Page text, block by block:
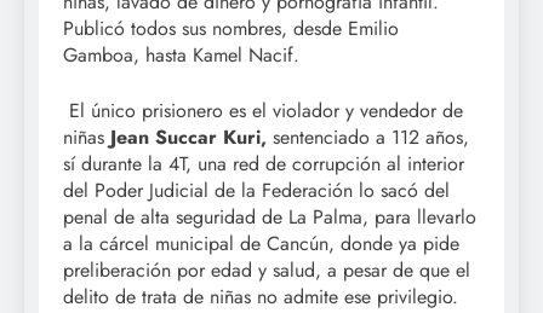
Publicó todos sus nombres, desde Emilio
Gamboa, hasta Kamel Nacif.
El único prisionero es el violador y vendedor de
niñas Jean Succar Kuri, sentenciado a 112 años,
sí durante la 4T, una red de corrupción al interior
del Poder Judicial de la Federación lo sacó del
penal de alta seguridad de La Palma, para llevarlo
a la cárcel municipal de Cancún, donde ya pide
preliberación por edad y salud, a pesar de que el
delito de trata de niñas no admite ese privilegio.